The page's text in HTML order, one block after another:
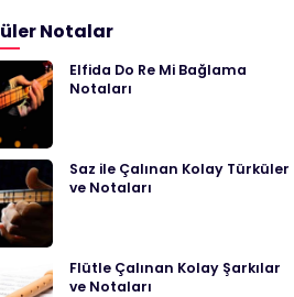
Notalar
Elfida Do Re Mi Bağlama
Notaları
Saz ile Çalınan Kolay Türküler
ve Notaları
Flütle Çalınan Kolay Şarkılar
ve Notaları